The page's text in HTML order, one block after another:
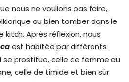
nous ne voulions pas faire,
ou bien tomber dans le
kitch. Après réflexion, nous
est habitée par différents
se prostitue, celle de femme au
celle de timide et bien sûr